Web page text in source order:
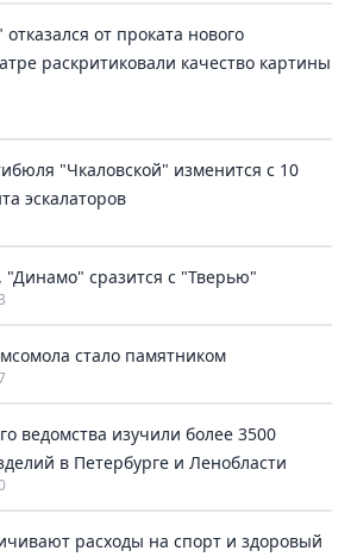
от проката нового
раскритиковали качество картины
"Чкаловской" изменится с 10
эскалаторов
"Динамо" сразится с "Тверью"
стало памятником
ведомства изучили более 3500
в Петербурге и Ленобласти
расходы на спорт и здоровый